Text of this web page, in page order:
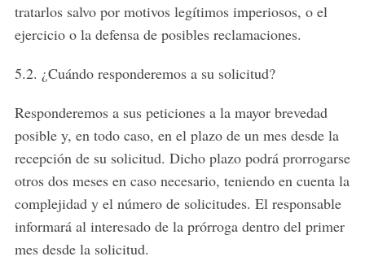
tratarlos salvo por motivos legítimos imperiosos, o el
ejercicio o la defensa de posibles reclamaciones.
5.2. ¿Cuándo responderemos a su solicitud?
Responderemos a sus peticiones a la mayor brevedad
posible y, en todo caso, en el plazo de un mes desde la
recepción de su solicitud. Dicho plazo podrá prorrogarse
otros dos meses en caso necesario, teniendo en cuenta la
complejidad y el número de solicitudes. El responsable
informará al interesado de la prórroga dentro del primer
mes desde la solicitud.